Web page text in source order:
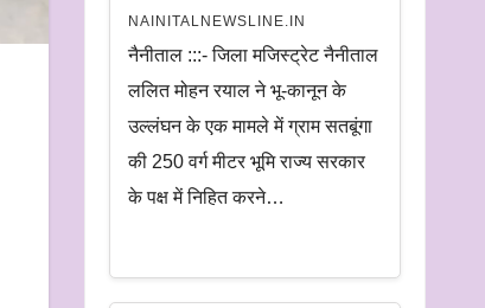
NAINITALNEWSLINE.IN
नैनीताल :::- जिला मजिस्ट्रेट नैनीताल
ललित मोहन रयाल ने भू-कानून के
उल्लंघन के एक मामले में ग्राम सतबूंगा
की 250 वर्ग मीटर भूमि राज्य सरकार
के पक्ष में निहित करने…